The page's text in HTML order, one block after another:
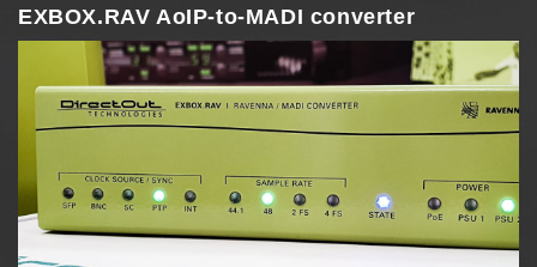
EXBOX.RAV AoIP-to-MADI converter